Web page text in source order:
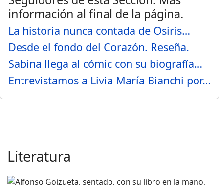
información al final de la página.
La historia nunca contada de Osiris…
Desde el fondo del Corazón. Reseña.
Sabina llega al cómic con su biografía…
Entrevistamos a Livia María Bianchi por…
Literatura